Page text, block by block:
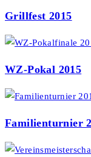
Grillfest 2015
WZ-Pokal 2015
Familienturnier